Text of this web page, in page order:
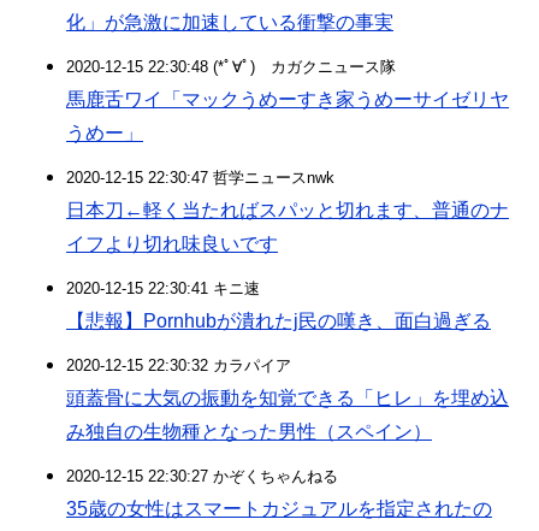
化」が急激に加速している衝撃の事実
2020-12-15 22:30:48 (*ﾟ∀ﾟ)ゞカガクニュース隊
馬鹿舌ワイ「マックうめーすき家うめーサイゼリヤ
うめー」
2020-12-15 22:30:47 哲学ニュースnwk
日本刀←軽く当たればスパッと切れます、普通のナ
イフより切れ味良いです
2020-12-15 22:30:41 キニ速
【悲報】Pornhubが潰れたj民の嘆き、面白過ぎる
2020-12-15 22:30:32 カラパイア
頭蓋骨に大気の振動を知覚できる「ヒレ」を埋め込
み独自の生物種となった男性（スペイン）
2020-12-15 22:30:27 かぞくちゃんねる
35歳の女性はスマートカジュアルを指定されたの